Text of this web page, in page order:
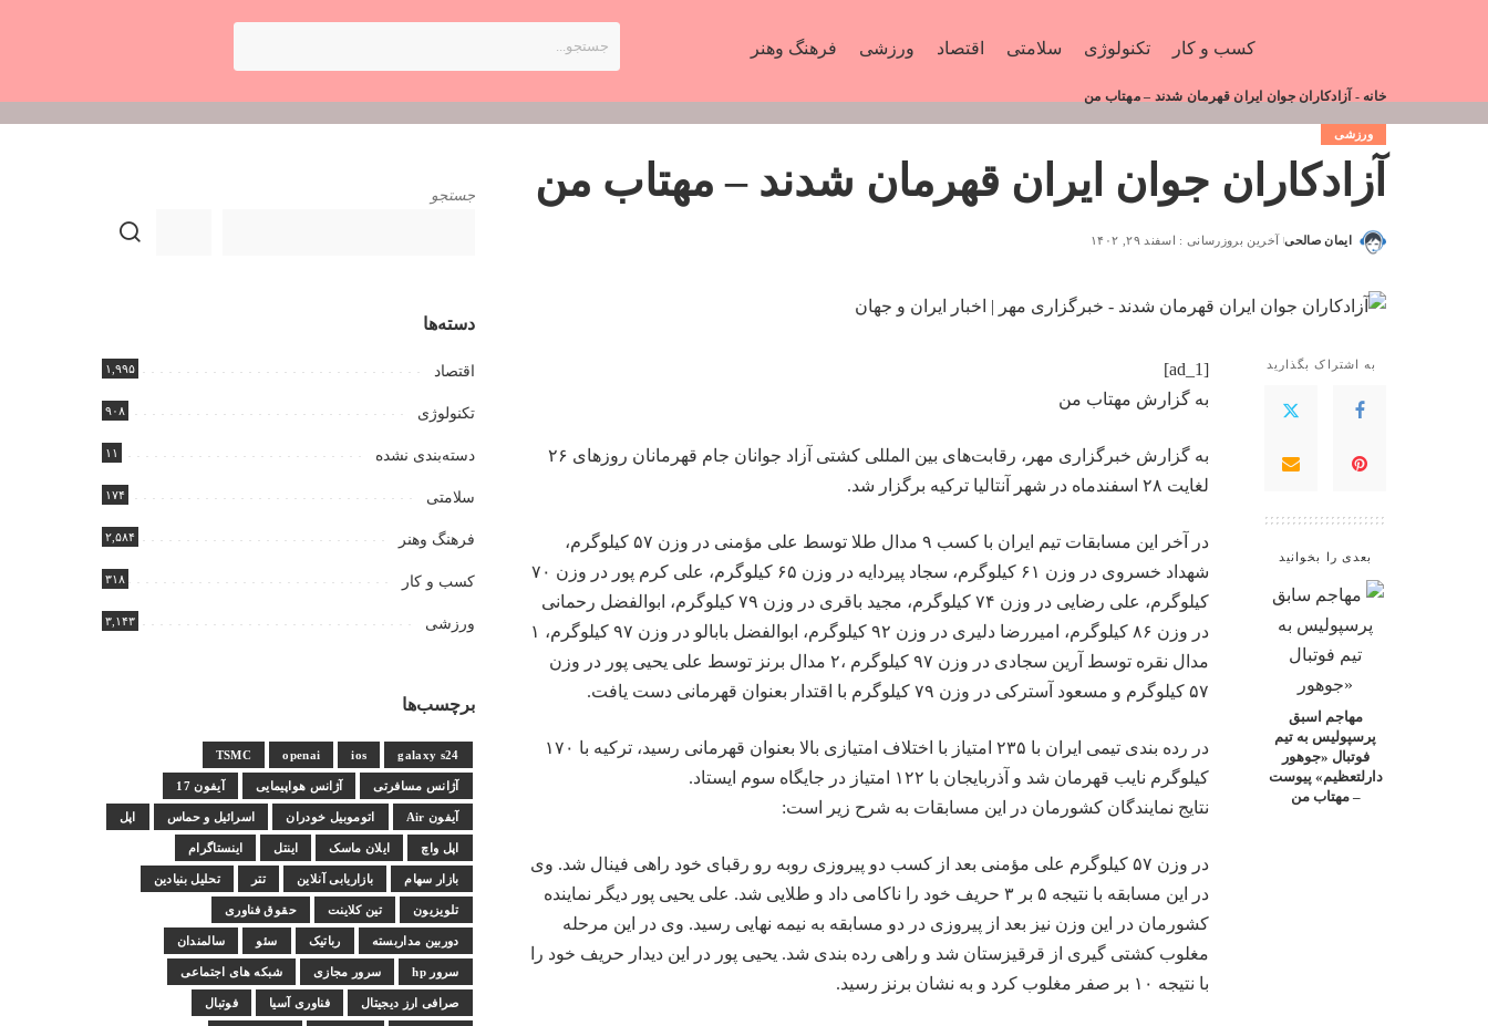
کسب و کار تکنولوژی سلامتی اقتصاد ورزشی فرهنگ وهنر
خانه - آزادکاران جوان ایران قهرمان شدند – مهتاب من
ورزشی
آزادکاران جوان ایران قهرمان شدند – مهتاب من
ایمان صالحی آخرین بروزرسانی : اسفند ۲۹, ۱۴۰۲
به اشتراک بگذارید
بعدی را بخوانید
مهاجم اسبق
پرسپولیس به تیم
فوتبال «جوهور
دارلتعظیم» پیوست
– مهتاب من
[ad_1]
به گزارش مهتاب من
به گزارش خبرگزاری مهر، رقابت‌های بین المللی
کشتی آزاد جوانان جام قهرمانان روزهای ۲۶
لغایت ۲۸ اسفندماه در شهر آنتالیا ترکیه برگزار شد.
در آخر این مسابقات تیم ایران با کسب ۹ مدال طلا توسط علی مؤمنی در وزن ۵۷ کیلوگرم،
شهداد خسروی در وزن ۶۱ کیلوگرم، سجاد
پیردایه
در وزن ۶۵ کیلوگرم، علی کرم پور در وزن ۷۰
کیلوگرم، علی رضایی در وزن ۷۴ کیلوگرم، مجید باقری در وزن ۷۹ کیلوگرم، ابوالفضل رحمانی
در وزن ۸۶ کیلوگرم، امیررضا دلیری در وزن ۹۲ کیلوگرم، ابوالفضل بابالو در وزن ۹۷ کیلوگرم، ۱
مدال نقره توسط آرین سجادی در وزن ۹۷ کیلوگرم ،‌۲ مدال برنز توسط علی یحیی پور در وزن
۵۷ کیلوگرم و مسعود آسترکی در وزن ۷۹ کیلوگرم با اقتدار
بعنوان قهرمانی دست یافت.
در رده بندی تیمی ایران با ۲۳۵ امتیاز با اختلاف امتیازی بالا بعنوان قهرمانی رسید، ترکیه با ۱۷۰
کیلوگرم نایب قهرمان شد و آذربایجان با ۱۲۲ امتیاز در جایگاه سوم ایستاد.
نتایج نمایندگان کشورمان در این مسابقات به شرح زیر است:
در وزن ۵۷ کیلوگرم علی مؤمنی بعد از کسب دو پیروزی روبه رو رقبای خود راهی فینال شد. وی
در این مسابقه با نتیجه ۵ بر ۳ حریف خود را ناکامی داد و طلایی شد. علی یحیی پور دیگر نماینده
کشورمان در این وزن نیز بعد از پیروزی در دو مسابقه به نیمه نهایی رسید. وی در این مرحله
مغلوب کشتی گیری از قرقیزستان شد و راهی رده بندی شد. یحیی پور در این دیدار حریف خود را
با نتیجه ۱۰ بر صفر مغلوب کرد و به نشان برنز رسید.
جستجو
دسته‌ها
اقتصاد ۱,۹۹۵
تکنولوژی ۹۰۸
دسته‌بندی نشده ۱۱
سلامتی ۱۷۴
فرهنگ وهنر ۲,۵۸۴
کسب و کار ۳۱۸
ورزشی ۳,۱۴۳
برچسب‌ها
galaxy s24
ios
openai
TSMC
آژانس مسافرتی آژانس هواپیمایی آیفون 17
آیفون Air اتوموبیل خودران اسرائیل و حماس اپل
اپل واچ ایلان ماسک اینتل اینستاگرام
بازار سهام بازاریابی آنلاین تتر تحلیل بنیادین
تلویزیون تین کلاینت حقوق فناوری
دوربین مداربسته رباتیک سئو سالمندان
سرور hp سرور مجازی شبکه های اجتماعی
صرافی ارز دیجیتال فناوری آسیا فوتبال